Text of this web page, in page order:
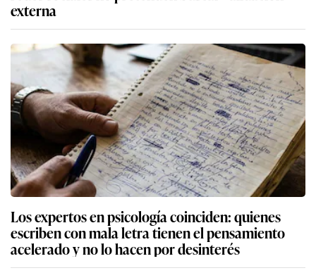
externa
Los expertos en psicología coinciden: quienes
escriben con mala letra tienen el pensamiento
acelerado y no lo hacen por desinterés